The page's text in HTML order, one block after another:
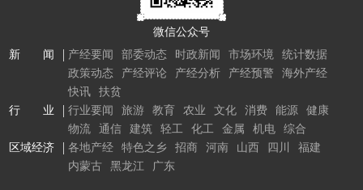
微信公众号
新 闻
产经要闻 部委动态 时政新闻 市场环境
统计数据
政策动态
产经评论 产经分析 产经预警
海外产经
快讯
扶贫
行 业
行业要闻 旅游 教育 农业 文化 消费 能源
健康
物流
通信 建筑 轻工 化工 金属 机电
综合
区域经济
各地产经 特色之乡 招商 河南 山西 四川
福建
内蒙古
黑龙江 广东